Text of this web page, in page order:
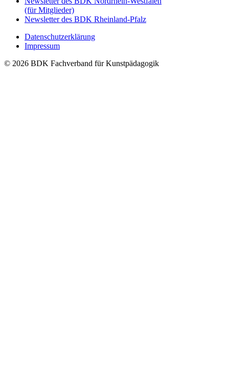
(für Mitglieder)
Newsletter des BDK Rheinland-Pfalz
Datenschutzerklärung
Impressum
© 2026 BDK Fachverband für Kunstpädagogik